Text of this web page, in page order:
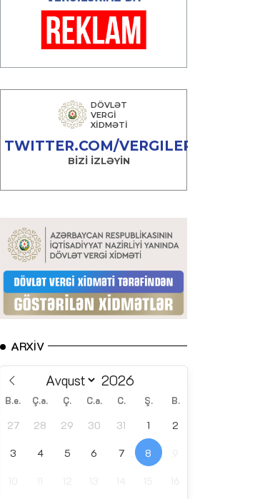
ARXIV
B.e. Ç.a. Ç. C.a. C. Ş. B.
27 28 29 30 31 1 2
3 4 5 6 7 8